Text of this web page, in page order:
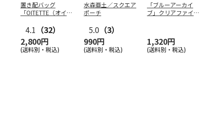
置き配バッグ
「OITETTE（オイテ
4.1 （32）
2,800円
(送料別・税込)
水森亜土／スクエア
ポーチ
5.0 （3）
990円
(送料別・税込)
「ブルーアーカイ
ブ」クリアファイル
1,320円
(送料別・税込)